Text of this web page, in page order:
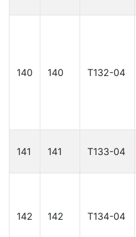
140 140 Т132-04
141 141 Т133-04
142 142 Т134-04